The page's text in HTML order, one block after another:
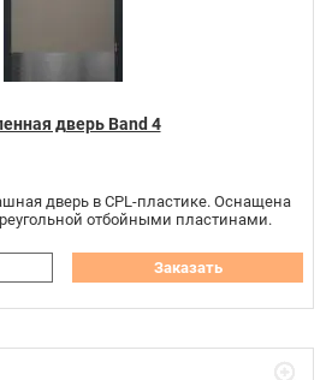
дверь Band 4
дверь в CPL-пластике. Оснащена
отбойными пластинами.
Заказать